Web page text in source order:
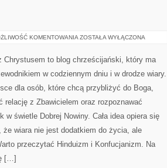
KOMENTOWANIA RYTUAŁY
ZOSTAŁA WYŁĄCZONA
Chrystusem to blog chrześcijański, który ma
w codziennym dniu i w drodze wiary.
dla osób, które chcą przybliżyć do Boga,
relację z Zbawicielem oraz rozpoznawać
w świetle Dobrej Nowiny. Cała idea opiera się
że wiara nie jest dodatkiem do życia, ale
przeczytać Hinduizm i Konfucjanizm. Na
[…]